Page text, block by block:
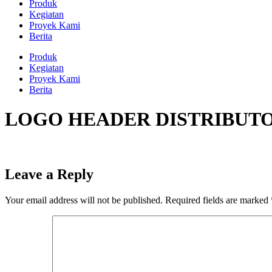
Produk
Kegiatan
Proyek Kami
Berita
Produk
Kegiatan
Proyek Kami
Berita
LOGO HEADER
Leave a Reply
Your email address will not be published. Required fields are marked